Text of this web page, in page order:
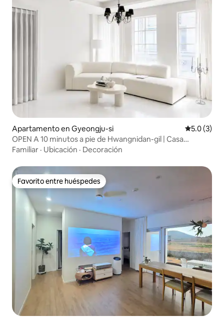
Apartamento en Gyeongju-si
5.0 (3)
OPEN A 10 minutos a pie de Hwangnidan-gil | Casa
independiente francesa [FRANJU] Para grupos y familias
queen
Familiar · Ubicación · Decoración
Favorito entre huéspedes
Favorito entre huéspedes